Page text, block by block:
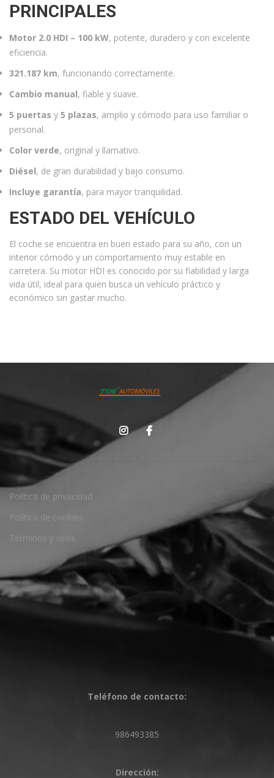
PRINCIPALES
Motor 2.0 HDI – 100 kW, potente, duradero y con excelente
eficiencia.
321.187 km, funcionando correctamente.
Cambio manual, fiable y suave.
5 puertas y 5 plazas, amplio y cómodo para uso familiar o
personal.
Color verde, original y llamativo.
Diésel, de gran durabilidad y bajo consumo.
Incluye garantía, para mayor tranquilidad.
ESTADO DEL VEHÍCULO
El coche se encuentra en buen estado para su año, con un
interior cómodo y un comportamiento muy estable en
carretera. Su motor HDI es conocido por su fiabilidad y larga
vida útil, ideal para quien busca un vehículo práctico y
económico sin gastar mucho.
Política de privacidad
Política de cookies
Términos y usos
Teléfono de contacto:
986493385
Dirección: